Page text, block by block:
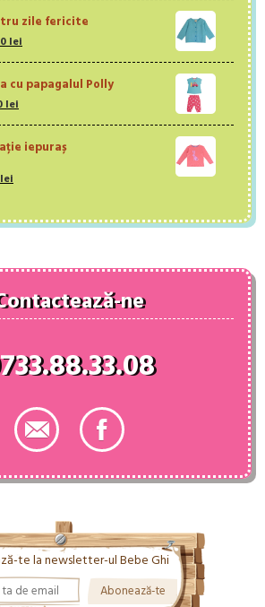
lei.
98.00 lei.
zile fericite
lei.
lei
105.00 lei.
cu papagalul Polly
lei
94.00 lei.
iepuraș
lei
54.00 lei.
ne
te la newsletter-ul Bebe Ghi